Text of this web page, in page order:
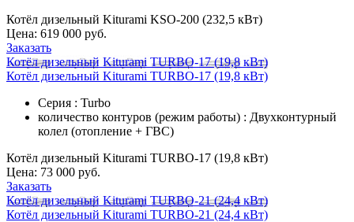
Котёл дизельный Kiturami KSO-200 (232,5 кВт)
Цена: 619 000 руб.
Заказать
Котёл дизельный Kiturami TURBO-17 (19,8 кВт)
Котёл дизельный Kiturami TURBO-17 (19,8 кВт)
Серия : Turbo
количество контуров (режим работы) : Двухконтурный
колел (отопление + ГВС)
Котёл дизельный Kiturami TURBO-17 (19,8 кВт)
Цена: 73 000 руб.
Заказать
Котёл дизельный Kiturami TURBO-21 (24,4 кВт)
Котёл дизельный Kiturami TURBO-21 (24,4 кВт)